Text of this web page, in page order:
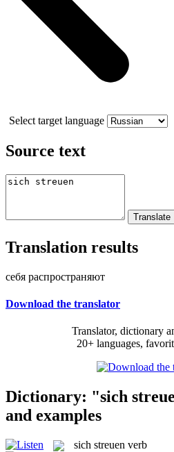
Select target language
Source text
Translation results
себя распространяют
Download the translator
Translator, dictionary
20+ languages,
Dictionary: "sich
and examples
sich streuen verb